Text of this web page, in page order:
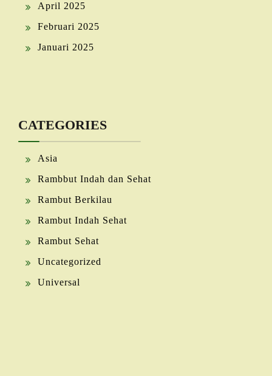
April 2025
Februari 2025
Januari 2025
CATEGORIES
Asia
Rambbut Indah dan Sehat
Rambut Berkilau
Rambut Indah Sehat
Rambut Sehat
Uncategorized
Universal